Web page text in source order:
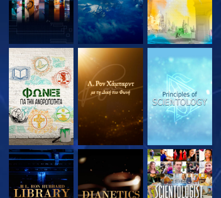
ΕΞΕΡΕΥΝΗΣΤΕ ΤΗ
ΣΕΙΡΑ
ΕΞΕΡΕΥΝΗΣΤΕ ΤΗ
ΣΕΙΡΑ
ΕΞΕΡΕΥΝΗΣΤΕ ΤΗ
ΣΕΙΡΑ
ΕΞΕΡΕΥΝΗΣΤΕ ΤΗ
ΣΕΙΡΑ
ΕΞΕΡΕΥΝΗΣΤΕ ΤΗ
ΣΕΙΡΑ
ΠΑΡΑΚΟΛΟΥΘΗΣΤΕ